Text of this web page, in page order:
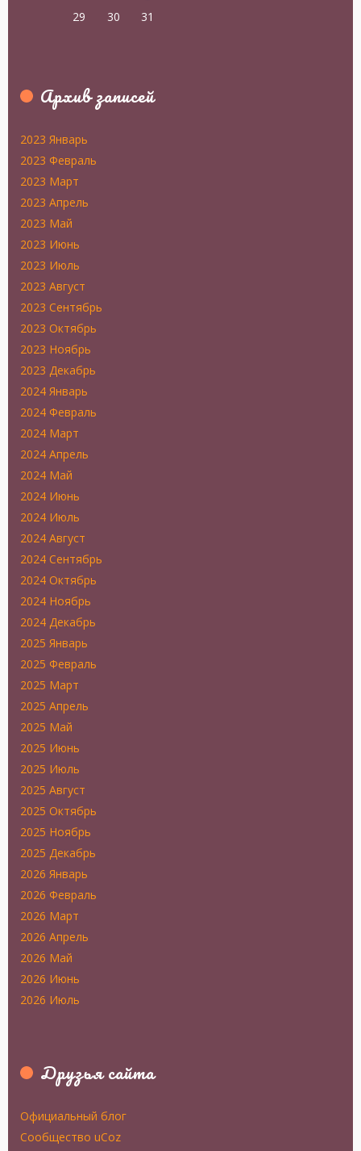
29
30 31
Архив записей
2023 Январь
2023 Февраль
2023 Март
2023 Апрель
2023 Май
2023 Июнь
2023 Июль
2023 Август
2023 Сентябрь
2023 Октябрь
2023 Ноябрь
2023 Декабрь
2024 Январь
2024 Февраль
2024 Март
2024 Апрель
2024 Май
2024 Июнь
2024 Июль
2024 Август
2024 Сентябрь
2024 Октябрь
2024 Ноябрь
2024 Декабрь
2025 Январь
2025 Февраль
2025 Март
2025 Апрель
2025 Май
2025 Июнь
2025 Июль
2025 Август
2025 Октябрь
2025 Ноябрь
2025 Декабрь
2026 Январь
2026 Февраль
2026 Март
2026 Апрель
2026 Май
2026 Июнь
2026 Июль
Друзья сайта
Официальный блог
Сообщество uCoz